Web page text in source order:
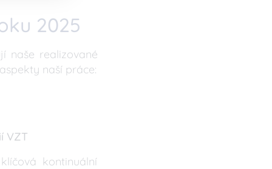
2025
naše realizované
naší práce:
VZT
kontinuální